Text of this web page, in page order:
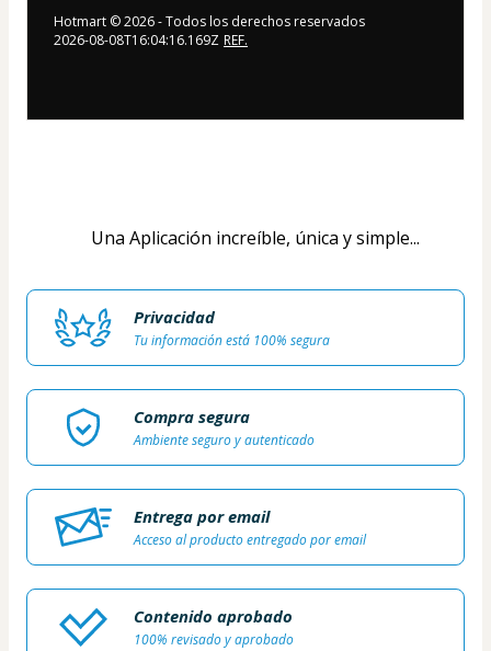
Hotmart ©2026- Todos los derechos reservados
2026-08-08T16:04:16.169Z REF.
           Una Aplicación increíble, única y simple...
Privacidad
Tu información está 100% segura
Compra segura
Ambiente seguro y autenticado
Entrega por email
Acceso al producto entregado por email
Contenido aprobado
100% revisado y aprobado